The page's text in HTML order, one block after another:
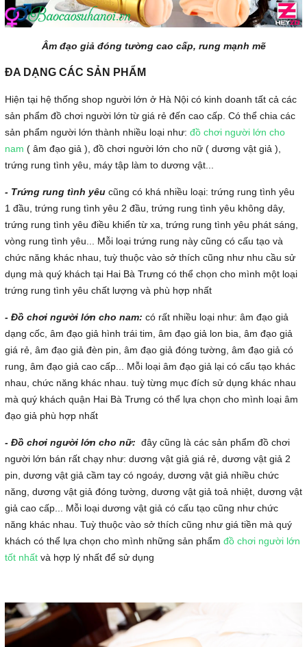
Âm đạo giả đóng tường cao cấp, rung mạnh mẽ
ĐA DẠNG CÁC SẢN PHẨM
Hiện tại hệ thống shop người lớn ở Hà Nội có kinh doanh tất cả các
sản phẩm đồ chơi người lớn từ giá rẻ đến cao cấp. Có thể chia các
sản phẩm người lớn thành nhiều loại như: đồ chơi người lớn cho
nam ( âm đạo giả ), đồ chơi người lớn cho nữ ( dương vật giả ),
trứng rung tình yêu, máy tập làm to dương vật...
- Trứng rung tình yêu cũng có khá nhiều loại: trứng rung tình yêu
1 đầu, trứng rung tình yêu 2 đầu, trứng rung tình yêu không dây,
trứng rung tình yêu điều khiển từ xa, trứng rung tình yêu phát sáng,
vòng rung tình yêu... Mỗi loại trứng rung này cũng có cấu tạo và
chức năng khác nhau, tuỳ thuộc vào sở thích cũng như nhu cầu sử
dụng mà quý khách tại Hai Bà Trưng có thể chọn cho mình một loại
trứng rung tình yêu chất lượng và phù hợp nhất
- Đồ chơi người lớn cho nam: có rất nhiều loại như: âm đạo giả
dạng cốc, âm đạo giả hình trái tim, âm đạo giả lon bia, âm đạo giả
giá rẻ, âm đạo giả đèn pin, âm đạo giả đóng tường, âm đạo giả có
rung, âm đạo giả cao cấp... Mỗi loại âm đạo giả lại có cấu tạo khác
nhau, chức năng khác nhau. tuỳ từng mục đích sử dụng khác nhau
mà quý khách quận Hai Bà Trưng có thể lựa chọn cho mình loại âm
đạo giả phù hợp nhất
- Đồ chơi người lớn cho nữ: đây cũng là các sản phẩm đồ chơi
người lớn bán rất chạy như: dương vật giả giá rẻ, dương vật giả 2
pin, dương vật giả cầm tay có ngoáy, dương vật giả nhiều chức
năng, dương vật giả đóng tường, dương vật giả toả nhiệt, dương vật
giả cao cấp... Mỗi loại dương vật giả có cấu tạo cũng như chức
năng khác nhau. Tuỳ thuộc vào sở thích cũng như giá tiền mà quý
khách có thể lựa chọn cho mình những sản phẩm đồ chơi người lớn
tốt nhất và hợp lý nhất để sử dụng